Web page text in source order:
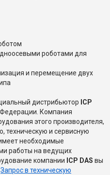
роботами для
и перемещение двух
дистрибьютор ICP
Компания
этого производителя,
техническую и сервисную
необходимые
работы на ведущих
компании ICP DAS вы
Запрос в техническую